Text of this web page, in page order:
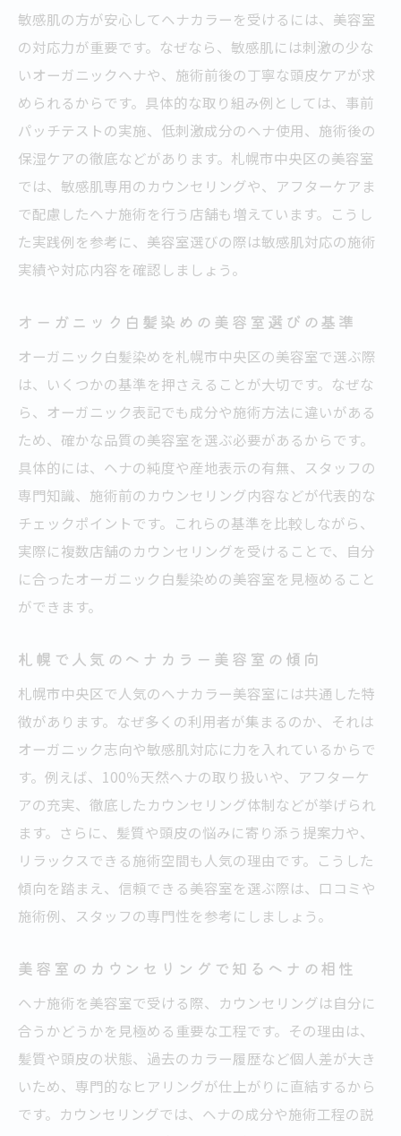
札幌で選ばれる美容室のオーガニック施術
美容室が提案するヘナカラーの仕上がり感
白髪染めと自然派ヘナの違いを美容室で体
感
美容室スタッフの技術力とオーガニック施
術
美容室で注目されるヘナの成分と安全性
ヘナ美容室のカウンセリングが信頼の鍵
オーガニック白髪染めに強い美容室の特徴
敏感肌に優しい美容室とヘナの選び方
ヘナ100パーセントの効果と美容室の対応
美容室で受けるヘナ100パーセント施術の利
点
ヘナ100パーセント導入美容室の見極め方
オーガニック志向の美容室が選ばれる理由
美容室のカウンセリングで重視すべき点
敏感肌の方が安心してヘナカラーを受けるには、美容室
の対応力が重要です。なぜなら、敏感肌には刺激の少な
いオーガニックヘナや、施術前後の丁寧な頭皮ケアが求
められるからです。具体的な取り組み例としては、事前
パッチテストの実施、低刺激成分のヘナ使用、施術後の
保湿ケアの徹底などがあります。札幌市中央区の美容室
では、敏感肌専用のカウンセリングや、アフターケアま
で配慮したヘナ施術を行う店舗も増えています。こうし
た実践例を参考に、美容室選びの際は敏感肌対応の施術
実績や対応内容を確認しましょう。
オーガニック白髪染めの美容室選びの基準
オーガニック白髪染めを札幌市中央区の美容室で選ぶ際
は、いくつかの基準を押さえることが大切です。なぜな
ら、オーガニック表記でも成分や施術方法に違いがある
ため、確かな品質の美容室を選ぶ必要があるからです。
具体的には、ヘナの純度や産地表示の有無、スタッフの
専門知識、施術前のカウンセリング内容などが代表的な
チェックポイントです。これらの基準を比較しながら、
実際に複数店舗のカウンセリングを受けることで、自分
に合ったオーガニック白髪染めの美容室を見極めること
ができます。
札幌で人気のヘナカラー美容室の傾向
札幌市中央区で人気のヘナカラー美容室には共通した特
徴があります。なぜ多くの利用者が集まるのか、それは
オーガニック志向や敏感肌対応に力を入れているからで
す。例えば、100％天然ヘナの取り扱いや、アフターケ
アの充実、徹底したカウンセリング体制などが挙げられ
ます。さらに、髪質や頭皮の悩みに寄り添う提案力や、
リラックスできる施術空間も人気の理由です。こうした
傾向を踏まえ、信頼できる美容室を選ぶ際は、口コミや
施術例、スタッフの専門性を参考にしましょう。
美容室のカウンセリングで知るヘナの相性
ヘナ施術を美容室で受ける際、カウンセリングは自分に
合うかどうかを見極める重要な工程です。その理由は、
髪質や頭皮の状態、過去のカラー履歴など個人差が大き
いため、専門的なヒアリングが仕上がりに直結するから
です。カウンセリングでは、ヘナの成分や施術工程の説